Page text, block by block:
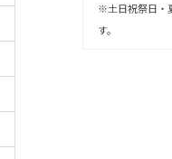
※土日祝祭日・
す。